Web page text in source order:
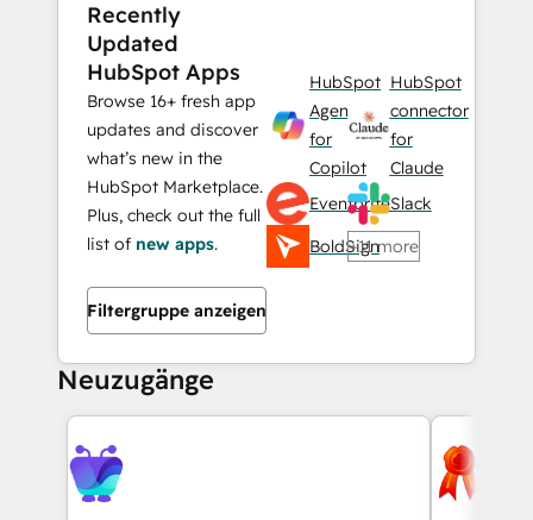
Recently
Updated
HubSpot Apps
Browse 16+ fresh app
updates and discover
what’s new in the
HubSpot Marketplace.
Plus, check out the full
list of new apps.
Filtergruppe anzeigen
HubSpot
Agent
for
Copilot
HubSpot
connector
for
Claude
EventbriteSlack
BoldSign+11 more
Neuzugänge